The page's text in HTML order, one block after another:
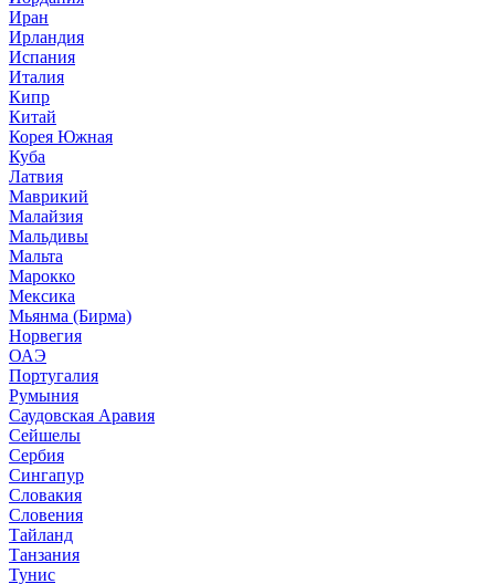
Иран
Ирландия
Испания
Италия
Кипр
Китай
Корея Южная
Куба
Латвия
Маврикий
Малайзия
Мальдивы
Мальта
Марокко
Мексика
Мьянма (Бирма)
Норвегия
ОАЭ
Португалия
Румыния
Саудовская Аравия
Сейшелы
Сербия
Сингапур
Словакия
Словения
Тайланд
Танзания
Тунис